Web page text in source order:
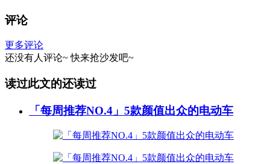
评论
更多评论
还没有人评论~ 快来抢沙发吧~
读过此文的还读过
「每周推荐NO.4」5款颜值出众的电动车